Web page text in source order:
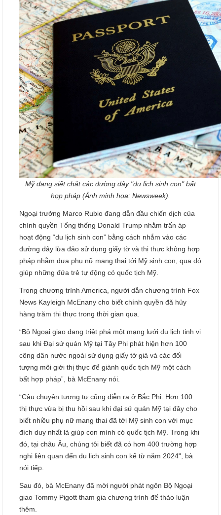
Mỹ đang siết chặt các đường dây "du lịch sinh con" bất
hợp pháp (Ảnh minh họa: Newsweek).
Ngoại trưởng Marco Rubio đang dẫn đầu chiến dịch của
chính quyền Tổng thống Donald Trump nhằm trấn áp
hoạt động “du lịch sinh con” bằng cách nhắm vào các
đường dây lừa đảo sử dụng giấy tờ và thị thực không hợp
pháp nhằm đưa phụ nữ mang thai tới Mỹ sinh con, qua đó
giúp những đứa trẻ tự động có quốc tịch Mỹ.
Trong chương trình America, người dẫn chương trình Fox
News Kayleigh McEnany cho biết chính quyền đã hủy
hàng trăm thị thực trong thời gian qua.
“Bộ Ngoại giao đang triệt phá một mạng lưới du lịch tinh vi
sau khi Đại sứ quán Mỹ tại Tây Phi phát hiện hơn 100
công dân nước ngoài sử dụng giấy tờ giả và các đối
tượng môi giới thị thực để giành quốc tịch Mỹ một cách
bất hợp pháp”, bà McEnany nói.
“Câu chuyện tương tự cũng diễn ra ở Bắc Phi. Hơn 100
thị thực vừa bị thu hồi sau khi đại sứ quán Mỹ tại đây cho
biết nhiều phụ nữ mang thai đã tới Mỹ sinh con với mục
đích duy nhất là giúp con mình có quốc tịch Mỹ. Trong khi
đó, tại châu Âu, chúng tôi biết đã có hơn 400 trường hợp
nghi liên quan đến du lịch sinh con kể từ năm 2024", bà
nói tiếp.
Sau đó, bà McEnany đã mời người phát ngôn Bộ Ngoại
giao Tommy Pigott tham gia chương trình để thảo luận
thêm.